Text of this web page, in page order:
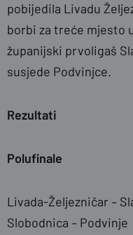
naslovnica
pobijedila Livadu
borbi za treće mjesto
županijski prvoligaš
susjede Podvinjce.
Rezultati
Polufinale
Livada-Željezničar –
Slobodnica – Podvinje